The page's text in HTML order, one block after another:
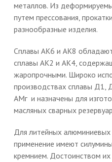
металлов. Из
путем прессования,
разнообразные изделия.
Сплавы АК6 и АК8
сплавы АК2 и АК4,
жаропрочными. Широко
производствах сплавы
АМг и назначены для
масляных сварных
Для литейных
применение имеют
кремнием. Достоинством их